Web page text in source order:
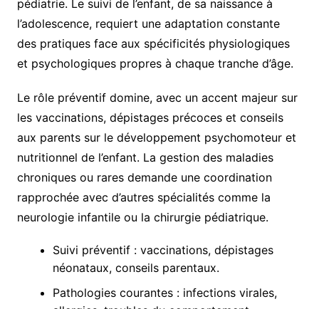
pédiatrie. Le suivi de l’enfant, de sa naissance à
l’adolescence, requiert une adaptation constante
des pratiques face aux spécificités physiologiques
et psychologiques propres à chaque tranche d’âge.
Le rôle préventif domine, avec un accent majeur sur
les vaccinations, dépistages précoces et conseils
aux parents sur le développement psychomoteur et
nutritionnel de l’enfant. La gestion des maladies
chroniques ou rares demande une coordination
rapprochée avec d’autres spécialités comme la
neurologie infantile ou la chirurgie pédiatrique.
Suivi préventif : vaccinations, dépistages
néonataux, conseils parentaux.
Pathologies courantes : infections virales,